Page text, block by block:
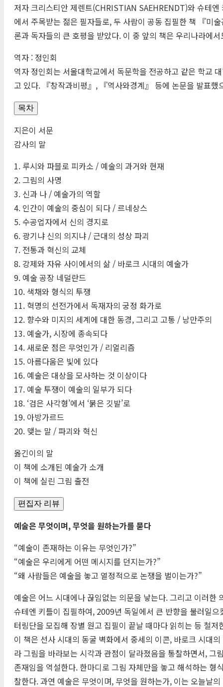
저자 크리스티안 제렌트(CHRISTIAN SAEHRENDT)와 슈테엔
에서 주목받는 젊은 필자들로, 두 사람이 공동 집필한 책 『미
론과 독자들의 큰 호평을 받았다. 이 중 앞의 책은 우리나라에
역자 : 정인회
역자 정인회는 서울대학교에서 독문학을 전공하고 같은 학교
고 있다. 『창작과비평』, 『역사와경계』 등에 논문을 발표
목차
지은이 서문
감사의 말
1. 루시와 파블로 피카소 / 예술의 과거와 현재
2. 그림의 사명
3. 신과 나 / 예술가의 역할
4. 인간이 예술의 중심이 되다 / 르네상스
5. 수공업자에서 신의 경지로
6. 광기냐 신의 의지냐 / 근대의 성상 파괴
7. 전통과 혁신의 교체
8. 강제와 자유 사이에서의 삶 / 바로크 시대의 예술가
9. 예술 공장 네덜란드
10. 색채와 형식의 투쟁
11. 혁명의 선전가에서 독재자의 궁정 화가로
12. 향수와 미지의 세계에 대한 동경, 그리고 고통 / 낭만주의
13. 예술가, 시장에 종속되다
14. 새로운 점은 무엇인가 / 리얼리즘
15. 아름다움은 빛에 있다
16. 예술은 대상을 모사하는 것 이상이다
17. 예술 투쟁이 예술의 일부가 되다
18. ‘검은 사각형’에서 ‘붉은 깃발’로
19. 아방가르드
20. 맺는 말 / 파괴와 혁신
옮긴이의 말
이 책에 소개된 예술가 소개
이 책에 실린 그림 출전
편집자 리뷰
예술은 무엇이며, 무엇을 원하는가를 묻다
“예술이 존재하는 이유는 무엇인가?”
“예술은 우리에게 어떤 메시지를 던지는가?”
“왜 사람들은 예술을 놓고 열정적으로 논쟁을 벌이는가?”
예술은 어느 시대에나 끊임없는 의문을 낳는다. 그리고 이러
슈테엔 키틀이 집필하여, 2009년 독일에서 큰 반향을 불러일
터링단을 모집해 장별 원고 집필이 끝날 때마다 읽히는 등 철
이 책은 선사 시대의 동굴 벽화에서 중세의 이콘, 바로크 시대
라 그림을 바라보는 시각과 관점이 달라졌음을 통찰하면서,
존재임을 역설한다. 한마디로 그림 자체만을 놓고 해석하는
찰한다. 과연 예술은 무엇이며, 무엇을 원하는가, 이는 오늘날